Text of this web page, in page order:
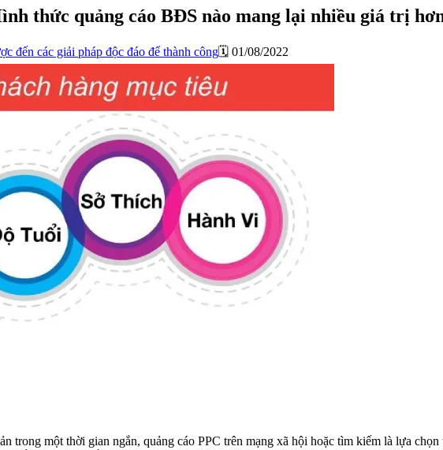
thức quảng cáo BĐS nào mang lại nhiều giá trị
đến các giải pháp độc đáo để thành công🗓️ 01/08/2022
trong một thời gian ngắn, quảng cáo PPC trên mạng xã hội hoặc tìm kiếm là lựa